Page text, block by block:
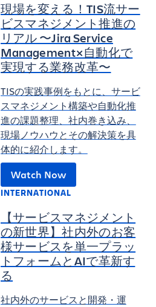
現場を変える！TIS流サー
ビスマネジメント推進の
リアル 〜Jira Service
Management×⾃動化で
実現する業務改⾰〜
TISの実践事例をもとに、サービ
スマネジメント構築や自動化推
進の課題整理、社内巻き込み、
現場ノウハウとその解決策を具
体的に紹介します。
Watch Now
INTERNATIONAL
【サービスマネジメント
の新世界】社内外のお客
様サービスを単一プラッ
トフォームとAIで革新す
る
社内外のサービスと開発・運